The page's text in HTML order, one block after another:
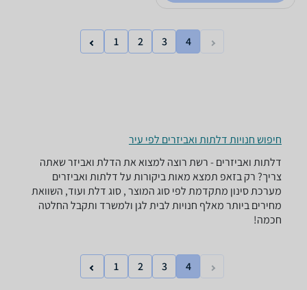
1 2 3 4
חיפוש חנויות דלתות ואביזרים לפי עיר
דלתות ואביזרים - ‏רשת רוצה למצוא את הדלת ואביזר שאתה
צריך? רק בזאפ תמצא מאות ביקורות על דלתות ואביזרים
מערכת סינון מתקדמת לפי סוג המוצר , סוג דלת ועוד, השוואת
מחירים ביותר מאלף חנויות לבית לגן ולמשרד ותקבל החלטה
חכמה!
1 2 3 4